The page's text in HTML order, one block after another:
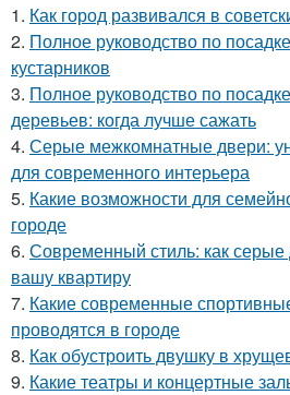
1. Как город развивался в
2. Полное руководство по
кустарников
3. Полное руководство по
деревьев: когда лучше сажать
4. Серые межкомнатные двери:
для современного интерьера
5. Какие возможности для
городе
6. Современный стиль: как серые
вашу квартиру
7. Какие современные
проводятся в городе
8. Как обустроить двушку в
9. Какие театры и концертные